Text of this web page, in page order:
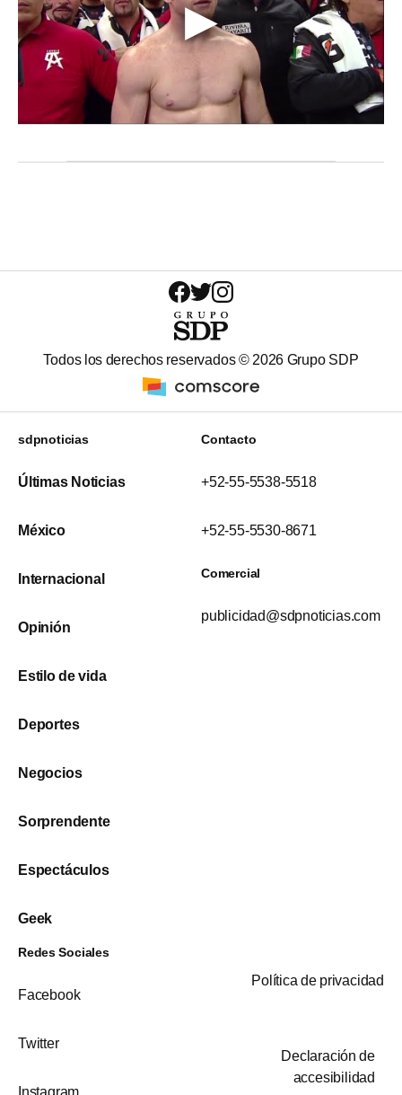
Todos los derechos reservados © 2026 Grupo SDP
sdpnoticias
Últimas Noticias
México
Internacional
Opinión
Estilo de vida
Deportes
Negocios
Sorprendente
Espectáculos
Geek
Contacto
+52-55-5538-5518
+52-55-5530-8671
Comercial
publicidad@sdpnoticias.com
Redes Sociales
Facebook
Twitter
Instagram
Política de privacidad
Declaración de
accesibilidad